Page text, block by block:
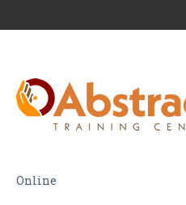
Online